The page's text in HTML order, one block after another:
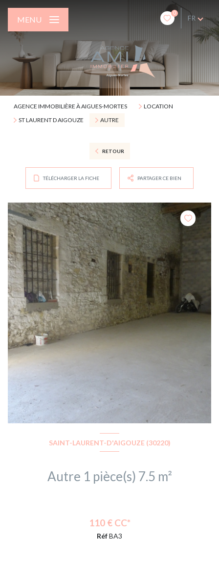
0
FR
MENU
AGENCE IMMOBILIÈRE À AIGUES-MORTES
LOCATION
ST LAURENT D AIGOUZE
AUTRE
RETOUR
TÉLÉCHARGER LA FICHE PARTAGER CE BIEN
SAINT-LAURENT-D'AIGOUZE (30220)
Autre 1 pièce(s) 7.5 m²
110 € CC*
RéfBA3